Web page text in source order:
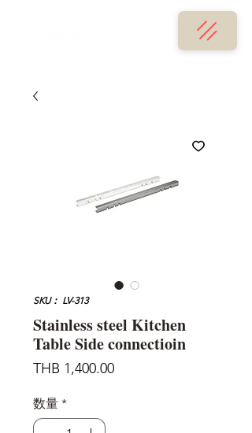
SKU： LV-313
Stainless steel Kitchen
Table Side connectioin
THB 1,400.00価
数量 *